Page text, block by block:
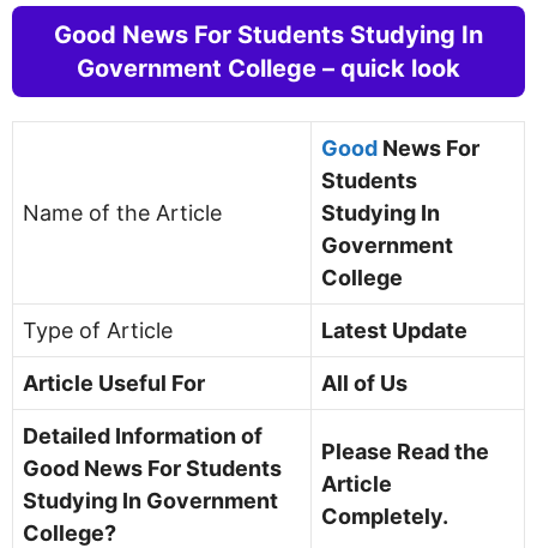
Good News For Students Studying In
Government College – quick look
Name of the Article
Good News For
Students
Studying In
Government
College
Type of Article Latest Update
Article Useful For All of Us
Detailed Information of
Good News For Students
Studying In Government
College?
Please Read the
Article
Completely.